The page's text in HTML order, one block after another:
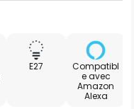
E27
Compatibl
e avec
Amazon
Alexa